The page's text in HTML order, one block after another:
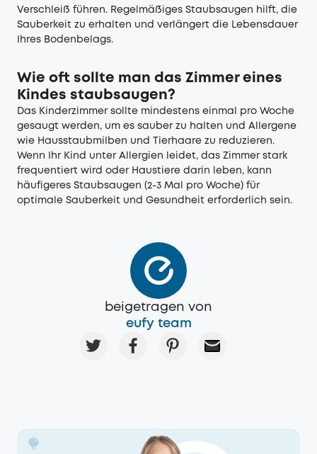
Verschleiß führen. Regelmäßiges Staubsaugen hilft, die
Sauberkeit zu erhalten und verlängert die Lebensdauer
Ihres Bodenbelags.
Wie oft sollte man das Zimmer eines
Kindes staubsaugen?
Das Kinderzimmer sollte mindestens einmal pro Woche
gesaugt werden, um es sauber zu halten und Allergene
wie Hausstaubmilben und Tierhaare zu reduzieren.
Wenn Ihr Kind unter Allergien leidet, das Zimmer stark
frequentiert wird oder Haustiere darin leben, kann
häufigeres Staubsaugen (2-3 Mal pro Woche) für
optimale Sauberkeit und Gesundheit erforderlich sein.
beigetragen von
eufy team